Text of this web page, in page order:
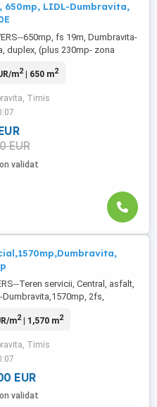
650mp, LIDL-Dumbravita,
650mp, fs 19m, Dumbravita-
duplex, (plus 230mp- zona
m2| 650 m2
Timis
EUR
validat
Teren servicii, Central, asfalt,
Dumbravita,1570mp, 2fs,
m2| 1,570 m2
Timis
EUR
validat